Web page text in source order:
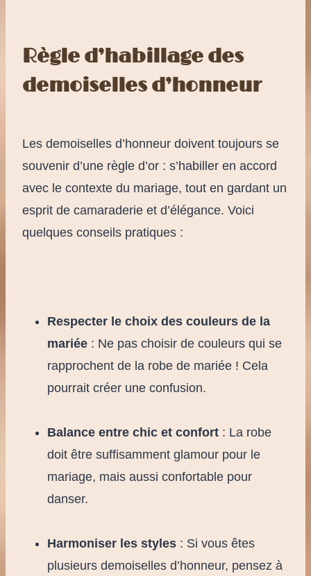
Règle d’habillage des
demoiselles d’honneur
Les demoiselles d’honneur doivent toujours se
souvenir d’une règle d’or : s’habiller en accord
avec le contexte du mariage, tout en gardant un
esprit de camaraderie et d’élégance. Voici
quelques conseils pratiques :
Respecter le choix des couleurs de la
mariée : Ne pas choisir de couleurs qui se
rapprochent de la robe de mariée ! Cela
pourrait créer une confusion.
Balance entre chic et confort : La robe
doit être suffisamment glamour pour le
mariage, mais aussi confortable pour
danser.
Harmoniser les styles : Si vous êtes
plusieurs demoiselles d’honneur, pensez à